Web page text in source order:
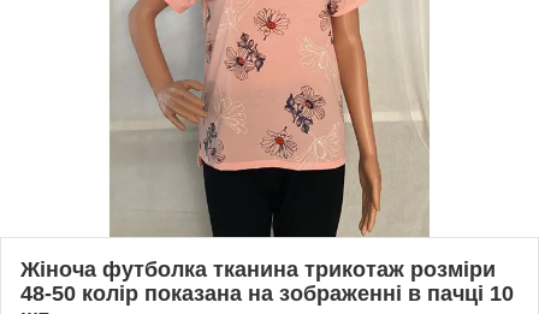
Жіноча футболка тканина трикотаж розміри
48-50 колір показана на зображенні в пачці 10